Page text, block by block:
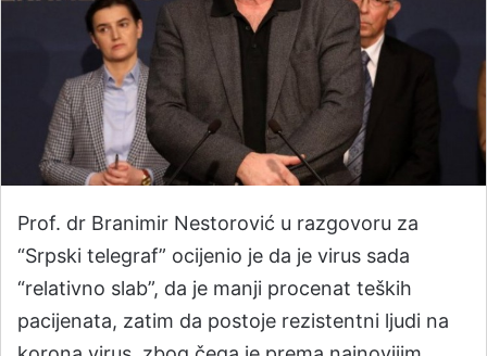
Prof. dr Branimir Nestorović u razgovoru za
“Srpski telegraf” ocijenio je da je virus sada
“relativno slab”, da je manji procenat teških
pacijenata, zatim da postoje rezistentni ljudi na